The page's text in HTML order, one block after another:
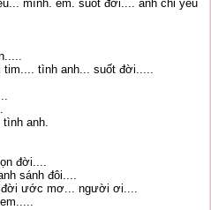
mình. em. suốt đời.... anh chỉ yêu
tim.... tình anh... suốt đời.....
tình anh.
đời....
sánh đôi....
đời ước mơ... người ơi....